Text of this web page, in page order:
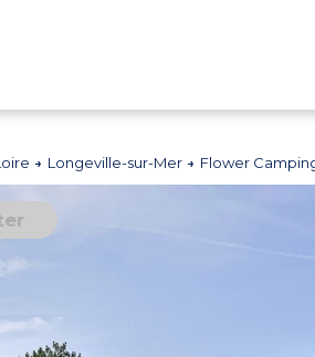
Longeville-sur-Mer Flower